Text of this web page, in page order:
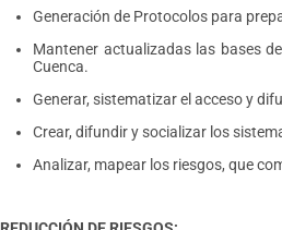
Generación de Protocolos para
Mantener actualizadas las bases
Cuenca.
Generar, sistematizar el acceso y
Crear, difundir y socializar los
Analizar, mapear los riesgos, que